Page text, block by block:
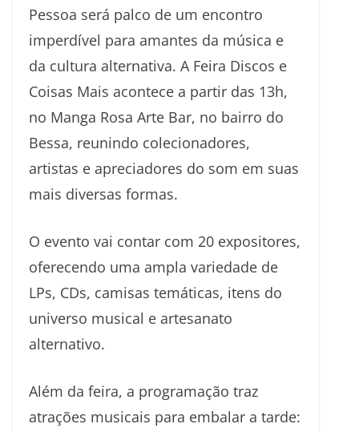
Pessoa será palco de um encontro
imperdível para amantes da música e
da cultura alternativa. A Feira Discos e
Coisas Mais acontece a partir das 13h,
no Manga Rosa Arte Bar, no bairro do
Bessa, reunindo colecionadores,
artistas e apreciadores do som em suas
mais diversas formas.
O evento vai contar com 20 expositores,
oferecendo uma ampla variedade de
LPs, CDs, camisas temáticas, itens do
universo musical e artesanato
alternativo.
Além da feira, a programação traz
atrações musicais para embalar a tarde: